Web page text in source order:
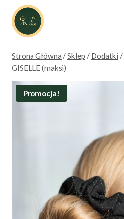
Przejdź
treści
Strona Główna /Sklep / Dodatki /
GISELLE (maksi)
Promocja!